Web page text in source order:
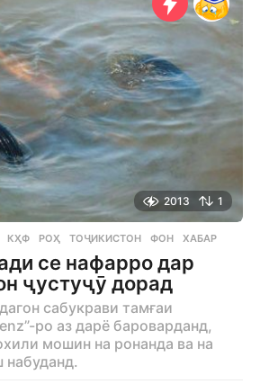
2013 1
,КҲФ ,РОҲ ,ТОҶИКИСТОН ,ФОН ,ХАБАР
се нафарро дар
ҷустуҷӯ дорад
сабукрави тамғаи
ро аз дарё бароварданд,
мошин на ронанда ва на